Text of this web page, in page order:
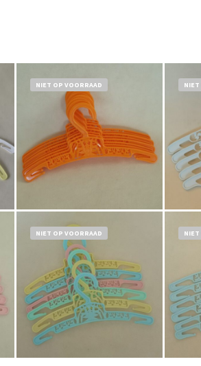
NIET OP VOORRAAD NIET
NIET OP VOORRAAD NIET